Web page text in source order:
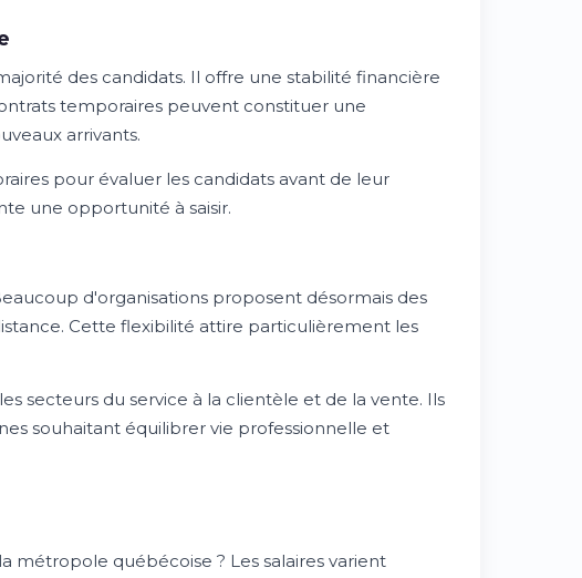
des candidats. Il offre une stabilité financière
temporaires peuvent constituer une
arrivants.
pour évaluer les candidats avant de leur
une opportunité à saisir.
d'organisations proposent désormais des
Cette flexibilité attire particulièrement les
secteurs du service à la clientèle et de la vente. Ils
souhaitant équilibrer vie professionnelle et
métropole québécoise ? Les salaires varient